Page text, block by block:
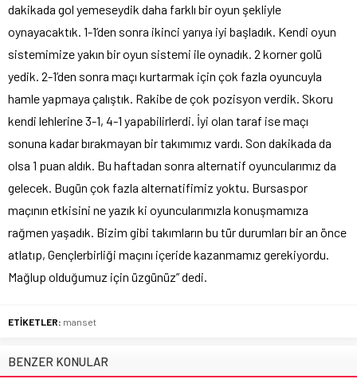
dakikada gol yemeseydik daha farklı bir oyun şekliyle
oynayacaktık. 1-1’den sonra ikinci yarıya iyi başladık. Kendi oyun
sistemimize yakın bir oyun sistemi ile oynadık. 2 korner golü
yedik. 2-1’den sonra maçı kurtarmak için çok fazla oyuncuyla
hamle yapmaya çalıştık. Rakibe de çok pozisyon verdik. Skoru
kendi lehlerine 3-1, 4-1 yapabilirlerdi. İyi olan taraf ise maçı
sonuna kadar bırakmayan bir takımımız vardı. Son dakikada da
olsa 1 puan aldık. Bu haftadan sonra alternatif oyuncularımız da
gelecek. Bugün çok fazla alternatifimiz yoktu. Bursaspor
maçının etkisini ne yazık ki oyuncularımızla konuşmamıza
rağmen yaşadık. Bizim gibi takımların bu tür durumları bir an önce
atlatıp, Gençlerbirliği maçını içeride kazanmamız gerekiyordu.
Mağlup olduğumuz için üzgünüz” dedi.
ETİKETLER: manset
BENZER KONULAR